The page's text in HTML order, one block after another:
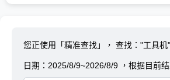
您正使用「精准查找」， 查找："工具机"
日期： 2025/8/9~2026/8/9 ，根据目前